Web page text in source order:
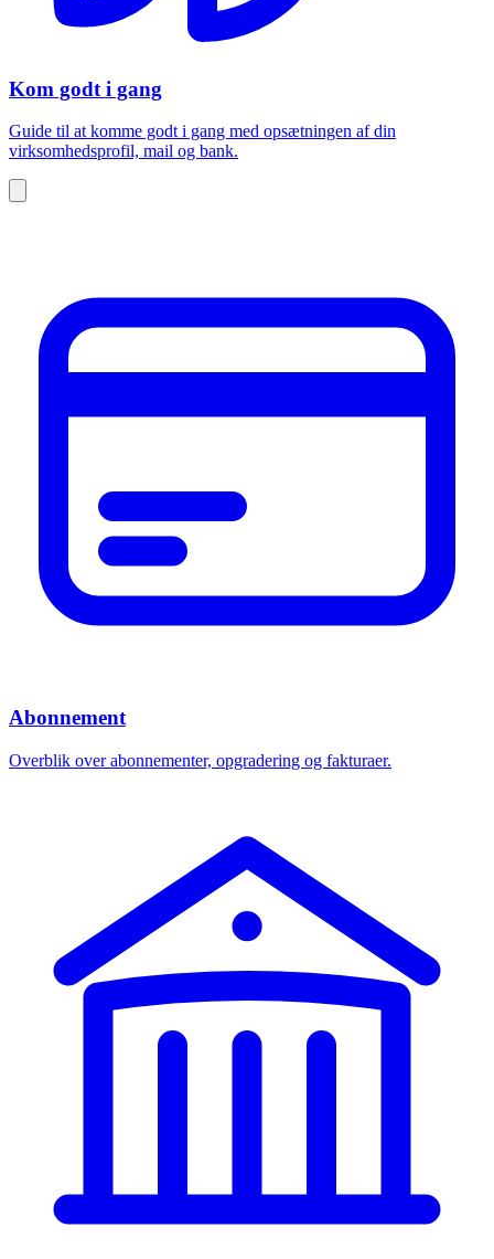
Kom godt i gang
Guide til at komme godt i gang med opsætningen af din
virksomhedsprofil, mail og bank.
Abonnement
Overblik over abonnementer, opgradering og fakturaer.